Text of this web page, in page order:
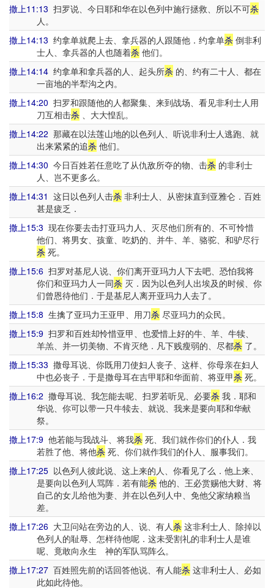
撒上11:13 扫罗说、今日耶和华在以色列中施行拯救、所以不可杀
人。
撒上14:13 约拿单就爬上去、拿兵器的人跟随他．约拿单杀 倒非利
士人、拿兵器的人也随着杀他们。
撒上14:14 约拿单和拿兵器的人、起头所杀 的、约有二十人、都在
一亩地的半犁沟之内。
撒上14:20 扫罗和跟随他的人都聚集、来到战场、看见非利士人用
刀互相击杀、大大惶乱。
撒上14:22 那藏在以法莲山地的以色列人、听说非利士人逃跑、就
出来紧紧的追杀他们。
撒上14:30 今日百姓若任意吃了从仇敌所夺的物、击杀 的非利士
人、岂不更多么。
撒上14:31 这日以色列人击杀 非利士人、从密抹直到亚雅仑．百姓
甚是疲乏．
撒上15:3 现在你要去击打亚玛力人、灭尽他们所有的、不可怜惜
他们、将男女、孩童、吃奶的、并牛、羊、骆驼、和驴尽行
杀死。
撒上15:6 扫罗对基尼人说、你们离开亚玛力人下去吧、恐怕我将
你们和亚玛力人一同杀灭．因为以色列人出埃及的时候、你
们曾恩待他们．于是基尼人离开亚玛力人去了。
撒上15:8 生擒了亚玛力王亚甲、用刀杀 尽亚玛力的众民。
撒上15:9 扫罗和百姓却怜惜亚甲、也爱惜上好的牛、羊、牛犊、
羊羔、并一切美物、不肯灭绝．凡下贱瘦弱的、尽都杀了。
撒上15:33 撒母耳说、你既用刀使妇人丧子、这样、你母亲在妇人
中也必丧子．于是撒母耳在吉甲耶和华面前、将亚甲杀死。
撒上16:2 撒母耳说、我怎能去呢、扫罗若听见、必要杀 我．耶和
华说、你可以带一只牛犊去、就说、我来是要向耶和华献
祭。
撒上17:9 他若能与我战斗、将我杀 死、我们就作你们的仆人．我
若胜了他、将他杀死、你们就作我们的仆人、服事我们。
撒上17:25 以色列人彼此说、这上来的人、你看见了么．他上来、
是要向以色列人骂阵．若有能杀他的、王必赏赐他大财、将
自己的女儿给他为妻、并在以色列人中、免他父家纳粮当
差。
撒上17:26 大卫问站在旁边的人、说、有人杀 这非利士人、除掉以
色列人的耻辱、怎样待他呢．这未受割礼的非利士人是谁
呢、竟敢向永生 神的军队骂阵么。
撒上17:27 百姓照先前的话回答他说、有人能杀 这非利士人、必如
此如此待他。